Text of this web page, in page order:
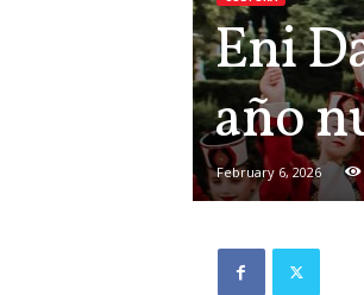
Eni
año
February 6, 2026